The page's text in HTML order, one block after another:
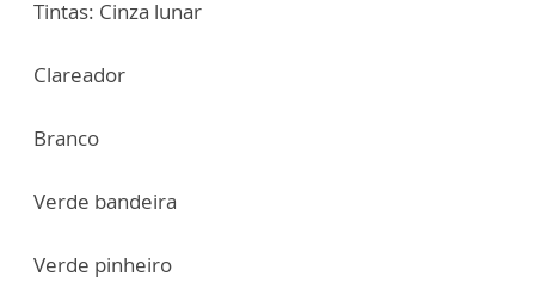
Tintas: Cinza lunar
Clareador
Branco
Verde bandeira
Verde pinheiro